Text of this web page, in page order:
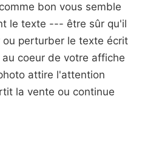
bon vous semble
le texte --- être sûr qu'il
perturber le texte écrit
coeur de votre affiche
attire l'attention
la vente ou continue